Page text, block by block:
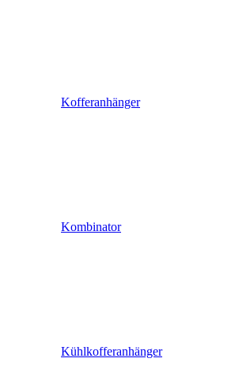
Kofferanhänger
Kombinator
Kühlkofferanhänger